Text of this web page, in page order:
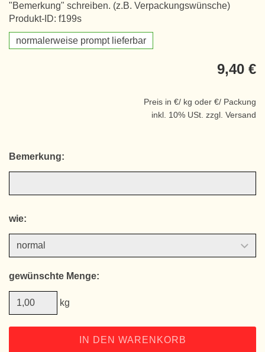
"Bemerkung" schreiben. (z.B. Verpackungswünsche)
Produkt-ID: f199s
normalerweise prompt lieferbar
9,40 €
Preis in €/ kg oder €/ Packung
inkl. 10% USt. zzgl. Versand
Bemerkung:
wie:
gewünschte Menge:
kg
IN DEN WARENKORB